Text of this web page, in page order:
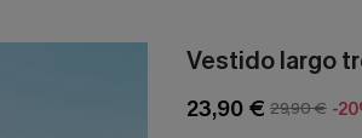
Vestido largo
23,90 € 29,90 € -